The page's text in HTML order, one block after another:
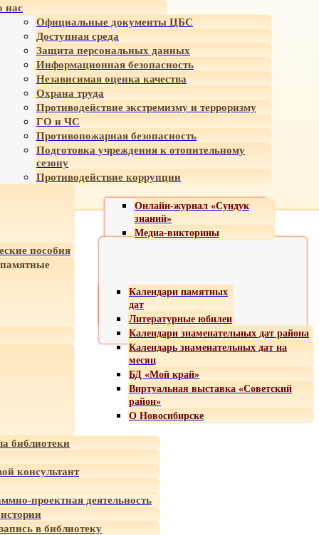
нас
Официальные документы ЦБС
Доступная среда
Защита персональных данных
Информационная безопасность
Независимая оценка качества
Охрана труда
Противодействие экстремизму и терроризму
ГО и ЧС
Противопожарная безопасность
Подготовка учреждения к отопительному
сезону
Противодействие коррупции
Онлайн-журнал «Сундук
знаний»
Медиа-викторины
пособия
Календари памятных
дат
Литературные юбилеи
Календари знаменательных дат района
Календарь знаменательных дат на
месяц
БД «Мой край»
Виртуальная выставка «Советский
район»
О Новосибирске
библиотеки
консультант
проектная деятельность
в библиотеку